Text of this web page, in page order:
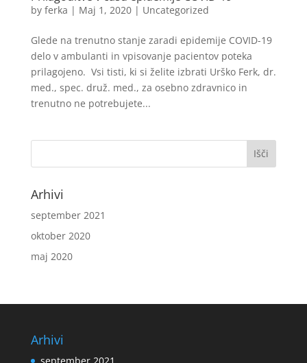
by ferka | Maj 1, 2020| Uncategorized
Glede na trenutno stanje zaradi epidemije COVID-19
delo v ambulanti in vpisovanje pacientov poteka
prilagojeno. Vsi tisti, ki si želite izbrati Urško Ferk, dr.
med., spec. druž. med., za osebno zdravnico in
trenutno ne potrebujete...
Arhivi
september 2021
oktober 2020
maj 2020
Arhivi
september 2021